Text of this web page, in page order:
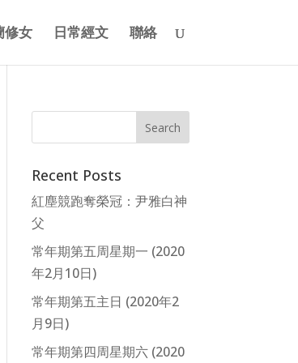
修女 日常經文 聯絡
Recent Posts
紅塵競跑奪榮冠：尹雅白神
父
常年期第五周星期一 (2020
年2月10日)
常年期第五主日 (2020年2
月9日)
常年期第四周星期六 (2020